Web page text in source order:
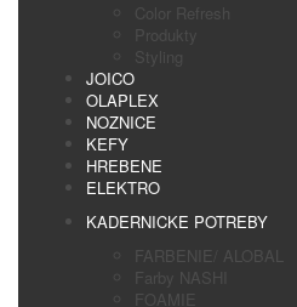
Color Refresh
Produkty
Styling
JOICO
OLAPLEX
NOZNICE
KEFY
HREBENE
ELEKTRO
KADERNICKE POTREBY
FARBENIE/ ALOBAL
Farby NASHI
FOAMIE